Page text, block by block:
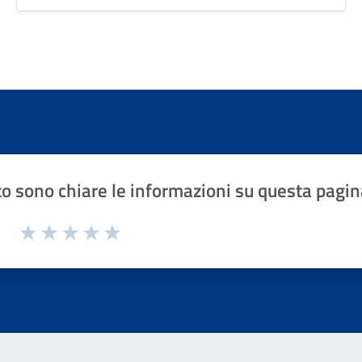
sono chiare le informazioni su questa
1 a 5 stelle la pagina